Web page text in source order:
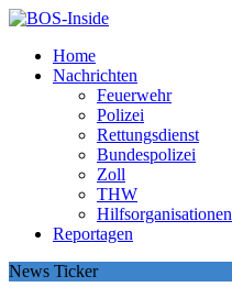
Home
Nachrichten
Feuerwehr
Polizei
Rettungsdienst
Bundespolizei
Zoll
THW
Hilfsorganisationen
Reportagen
News Ticker